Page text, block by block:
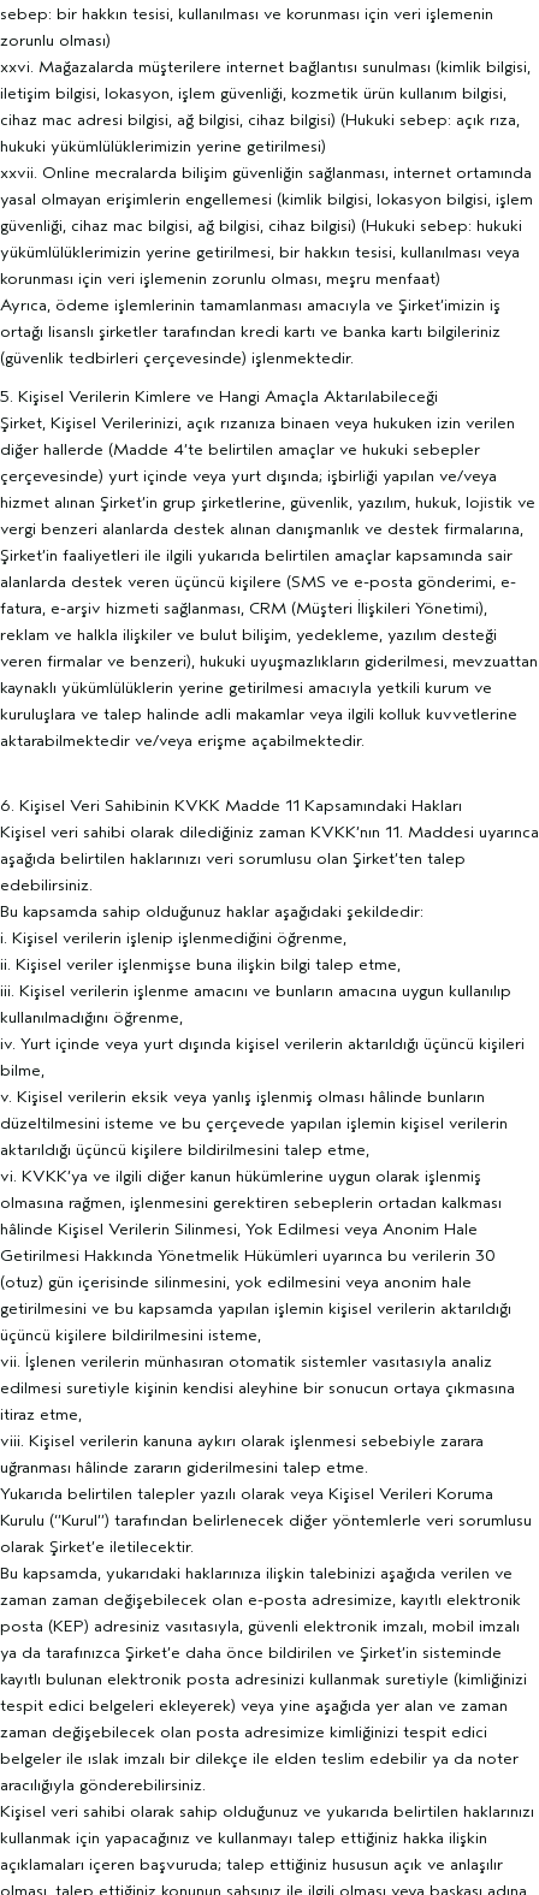
sebep: bir hakkın tesisi, kullanılması ve korunması için veri işlemenin
zorunlu olması)
xxvi. Mağazalarda müşterilere internet bağlantısı sunulması (kimlik bilgisi,
iletişim bilgisi, lokasyon, işlem güvenliği, kozmetik ürün kullanım bilgisi,
cihaz mac adresi bilgisi, ağ bilgisi, cihaz bilgisi) (Hukuki sebep: açık rıza,
hukuki yükümlülüklerimizin yerine getirilmesi)
xxvii. Online mecralarda bilişim güvenliğin sağlanması, internet ortamında
yasal olmayan erişimlerin engellemesi (kimlik bilgisi, lokasyon bilgisi, işlem
güvenliği, cihaz mac bilgisi, ağ bilgisi, cihaz bilgisi) (Hukuki sebep: hukuki
yükümlülüklerimizin yerine getirilmesi, bir hakkın tesisi, kullanılması veya
korunması için veri işlemenin zorunlu olması, meşru menfaat)
Ayrıca, ödeme işlemlerinin tamamlanması amacıyla ve Şirket’imizin iş
ortağı lisanslı şirketler tarafından kredi kartı ve banka kartı bilgileriniz
(güvenlik tedbirleri çerçevesinde) işlenmektedir.
5. Kişisel Verilerin Kimlere ve Hangi Amaçla Aktarılabileceği
Şirket, Kişisel Verilerinizi, açık rızanıza binaen veya hukuken izin verilen
diğer hallerde (Madde 4’te belirtilen amaçlar ve hukuki sebepler
çerçevesinde) yurt içinde veya yurt dışında; işbirliği yapılan ve/veya
hizmet alınan Şirket’in grup şirketlerine, güvenlik, yazılım, hukuk, lojistik ve
vergi benzeri alanlarda destek alınan danışmanlık ve destek firmalarına,
Şirket’in faaliyetleri ile ilgili yukarıda belirtilen amaçlar kapsamında sair
alanlarda destek veren üçüncü kişilere (SMS ve e-posta gönderimi, e-
fatura, e-arşiv hizmeti sağlanması, CRM (Müşteri İlişkileri Yönetimi),
reklam ve halkla ilişkiler ve bulut bilişim, yedekleme, yazılım desteği
veren firmalar ve benzeri), hukuki uyuşmazlıkların giderilmesi, mevzuattan
kaynaklı yükümlülüklerin yerine getirilmesi amacıyla yetkili kurum ve
kuruluşlara ve talep halinde adli makamlar veya ilgili kolluk kuvvetlerine
aktarabilmektedir ve/veya erişme açabilmektedir.
6. Kişisel Veri Sahibinin KVKK Madde 11 Kapsamındaki Hakları
Kişisel veri sahibi olarak dilediğiniz zaman KVKK’nın 11. Maddesi uyarınca
aşağıda belirtilen haklarınızı veri sorumlusu olan Şirket’ten talep
edebilirsiniz.
Bu kapsamda sahip olduğunuz haklar aşağıdaki şekildedir:
i. Kişisel verilerin işlenip işlenmediğini öğrenme,
ii. Kişisel veriler işlenmişse buna ilişkin bilgi talep etme,
iii. Kişisel verilerin işlenme amacını ve bunların amacına uygun kullanılıp
kullanılmadığını öğrenme,
iv. Yurt içinde veya yurt dışında kişisel verilerin aktarıldığı üçüncü kişileri
bilme,
v. Kişisel verilerin eksik veya yanlış işlenmiş olması hâlinde bunların
düzeltilmesini isteme ve bu çerçevede yapılan işlemin kişisel verilerin
aktarıldığı üçüncü kişilere bildirilmesini talep etme,
vi. KVKK’ya ve ilgili diğer kanun hükümlerine uygun olarak işlenmiş
olmasına rağmen, işlenmesini gerektiren sebeplerin ortadan kalkması
hâlinde Kişisel Verilerin Silinmesi, Yok Edilmesi veya Anonim Hale
Getirilmesi Hakkında Yönetmelik Hükümleri uyarınca bu verilerin 30
(otuz) gün içerisinde silinmesini, yok edilmesini veya anonim hale
getirilmesini ve bu kapsamda yapılan işlemin kişisel verilerin aktarıldığı
üçüncü kişilere bildirilmesini isteme,
vii. İşlenen verilerin münhasıran otomatik sistemler vasıtasıyla analiz
edilmesi suretiyle kişinin kendisi aleyhine bir sonucun ortaya çıkmasına
itiraz etme,
viii. Kişisel verilerin kanuna aykırı olarak işlenmesi sebebiyle zarara
uğranması hâlinde zararın giderilmesini talep etme.
Yukarıda belirtilen talepler yazılı olarak veya Kişisel Verileri Koruma
Kurulu (‘’Kurul’’) tarafından belirlenecek diğer yöntemlerle veri sorumlusu
olarak Şirket’e iletilecektir.
Bu kapsamda, yukarıdaki haklarınıza ilişkin talebinizi aşağıda verilen ve
zaman zaman değişebilecek olan e-posta adresimize, kayıtlı elektronik
posta (KEP) adresiniz vasıtasıyla, güvenli elektronik imzalı, mobil imzalı
ya da tarafınızca Şirket’e daha önce bildirilen ve Şirket’in sisteminde
kayıtlı bulunan elektronik posta adresinizi kullanmak suretiyle (kimliğinizi
tespit edici belgeleri ekleyerek) veya yine aşağıda yer alan ve zaman
zaman değişebilecek olan posta adresimize kimliğinizi tespit edici
belgeler ile ıslak imzalı bir dilekçe ile elden teslim edebilir ya da noter
aracılığıyla gönderebilirsiniz.
Kişisel veri sahibi olarak sahip olduğunuz ve yukarıda belirtilen haklarınızı
kullanmak için yapacağınız ve kullanmayı talep ettiğiniz hakka ilişkin
açıklamaları içeren başvuruda; talep ettiğiniz hususun açık ve anlaşılır
olması, talep ettiğiniz konunun şahsınız ile ilgili olması veya başkası adına